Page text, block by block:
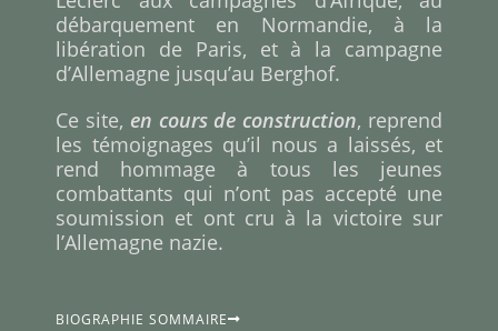
débarquement en Normandie, à la
libération de Paris, et à la campagne
d’Allemagne jusqu’au Berghof.
Ce site, en cours de construction, reprend
les témoignages qu’il nous a laissés, et
rend hommage à tous les jeunes
combattants qui n’ont pas accepté une
soumission et ont cru à la victoire sur
l’Allemagne nazie.
BIOGRAPHIE SOMMAIRE